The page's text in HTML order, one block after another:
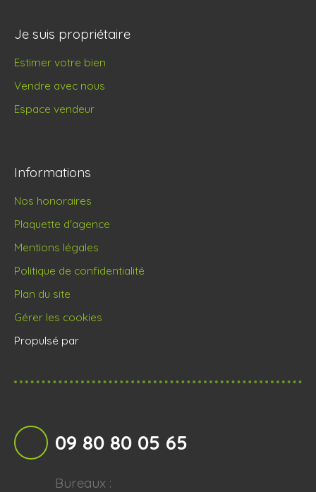
Je suis propriétaire
Estimer votre bien
Vendre avec nous
Espace vendeur
Informations
Nos honoraires
Plaquette d'agence
Mentions légales
Politique de confidentialité
Plan du site
Gérer les cookies
Propulsé par
09 80 80 05 65
Bureaux :